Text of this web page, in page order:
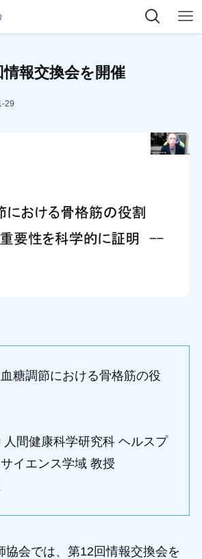
情報交換会を開催
29
糖調節における骨格筋の役
人間健康科学研究科 ヘルスプ
イエンス学域 教授
協会では、第12回情報交換会を